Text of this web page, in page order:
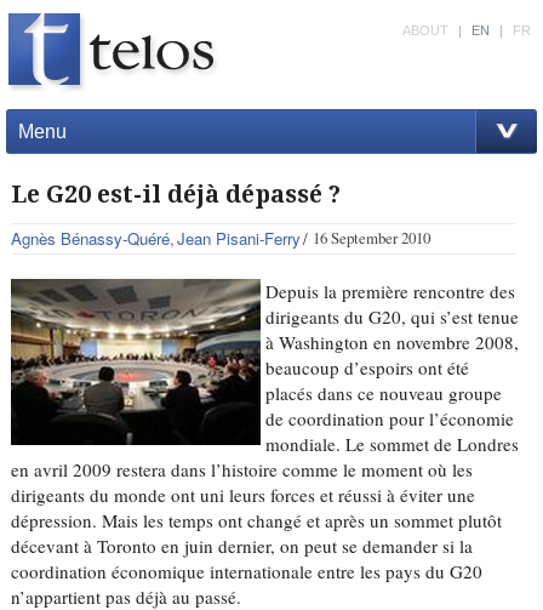
Menu
ABOUT | EN | FR
Le G20 est-il déjà dépassé ?
Agnès Bénassy-Quéré Jean Pisani-Ferry 16 September 2010
Depuis la première rencontre des
dirigeants du G20, qui s’est tenue
à Washington en novembre 2008,
beaucoup d’espoirs ont été
placés dans ce nouveau groupe
de coordination pour l’économie
mondiale. Le sommet de Londres
en avril 2009 restera dans l’histoire comme le moment où les
dirigeants du monde ont uni leurs forces et réussi à éviter une
dépression. Mais les temps ont changé et après un sommet plutôt
décevant à Toronto en juin dernier, on peut se demander si la
coordination économique internationale entre les pays du G20
n’appartient pas déjà au passé.